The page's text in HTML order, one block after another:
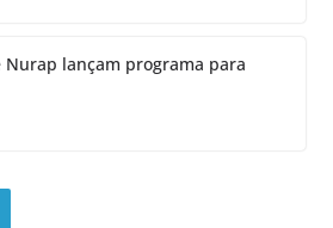
Nurap lançam programa para